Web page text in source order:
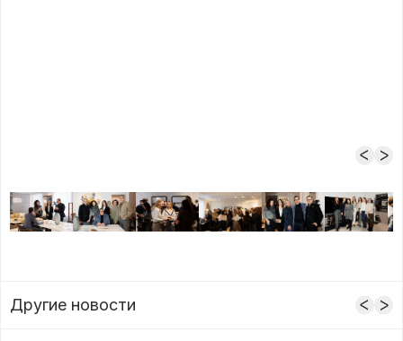
Другие новости